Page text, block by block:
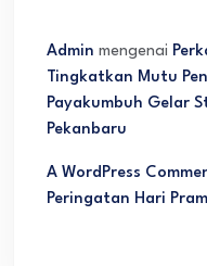
Admin mengenai
Tingkatkan Mutu
Payakumbuh Gelar
Pekanbaru
A WordPress
Peringatan Hari